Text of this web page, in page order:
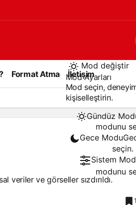
Format Atma İletişim
Mod değiştir
Mod Ayarları
Mod seçin,
kişiselleştirin.
Gündüz
modunu
Gece Modu
seçin.
Sistem
modunu
veriler ve görseller sızdırıldı.